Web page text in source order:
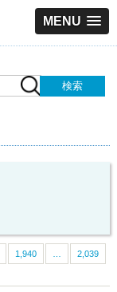
MENU
1,940
2,039